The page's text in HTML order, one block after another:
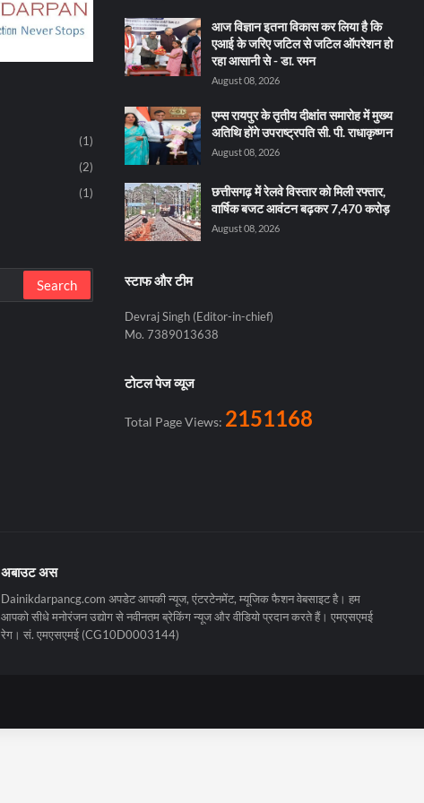
(1)
(2)
(1)
आज विज्ञान इतना विकास कर लिया है कि
एआई के जरिए जटिल से जटिल ऑपरेशन हो
रहा आसानी से - डा. रमन
August 08, 2026
एम्स रायपुर के तृतीय दीक्षांत समारोह में मुख्य
अतिथि होंगे उपराष्ट्रपति सी. पी. राधाकृष्णन
August 08, 2026
छत्तीसगढ़ में रेलवे विस्तार को मिली रफ्तार,
वार्षिक बजट आवंटन बढ़कर 7,470 करोड़
August 08, 2026
स्टाफ और टीम
Devraj Singh (Editor-in-chief)
Mo. 7389013638
टोटल पेज व्यूज
Total Page Views: 2151168
अबाउट अस
Dainikdarpancg.com अपडेट आपकी न्यूज, एंटरटेनमेंट, म्यूजिक फैशन वेबसाइट है। हम
आपको सीधे मनोरंजन उद्योग से नवीनतम ब्रेकिंग न्यूज और वीडियो प्रदान करते हैं। एमएसएमई
रेग। सं. एमएसएमई (CG10D0003144)